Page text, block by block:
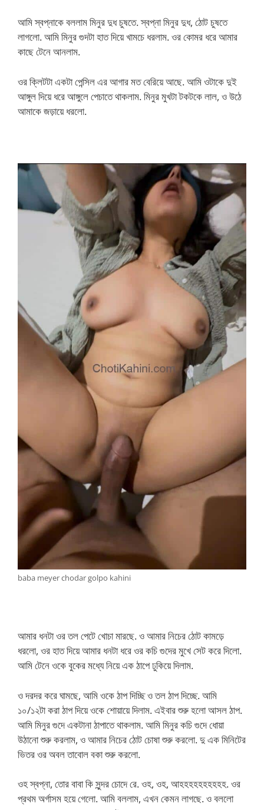
আমি স্বপ্নাকে বললাম মিনুর দুধ চুষতে. স্বপ্না মিনুর দুধ, ঠোট চুষতে
লাগলো. আমি মিনুর গুদটা হাত দিয়ে খামচে ধরলাম. ওর কোমর ধরে আমার
কাছে টেনে আনলাম.
ওর ক্লিটটা একটা পেন্সিল এর আগার মত বেরিয়ে আছে. আমি ওটাকে দুই
আঙ্গুল দিয়ে ধরে আঙ্গুলে পেচাতে থাকলাম. মিনুর মুখটা টকটকে লাল, ও উঠে
আমাকে জড়ায়ে ধরলো.
baba meyer chodar golpo kahini
আমার ধনটা ওর তল পেটে খোচা মারছে. ও আমার নিচের ঠোট কামড়ে
ধরলো, ওর হাত দিয়ে আমার ধনটা ধরে ওর কচি গুদের মুখে সেট করে দিলো.
আমি টেনে ওকে বুকের মধ্যে নিয়ে এক ঠাপে ঢুকিয়ে দিলাম.
ও দরদর করে ঘামছে, আমি ওকে ঠাপ দিচ্ছি ও তল ঠাপ দিচ্ছে. আমি
১০/১২টা করা ঠাপ দিয়ে ওকে শোয়ায়ে দিলাম. এইবার শুরু হলো আসল ঠাপ.
আমি মিনুর গুদে একটানা ঠাপাতে থাকলাম. আমি মিনুর কচি গুদে ধোয়া
উঠানো শুরু করলাম, ও আমার নিচের ঠোট চোষা শুরু করলো. দু এক মিনিটের
ভিতর ওর অবল তাবোল বকা শুরু করলো.
ওহ স্বপ্না, তোর বাবা কি সুন্দর চোদে রে. ওহ, ওহ, আহহহহহহহহহহ. ওর
প্রথম অর্গাসম হয়ে গেলো. আমি বললাম, এখন কেমন লাগছে. ও বললো